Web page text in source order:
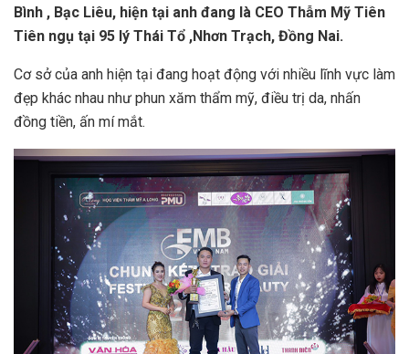
Bình , Bạc Liêu, hiện tại anh đang là CEO Thẫm Mỹ Tiên
Tiên ngụ tại 95 lý Thái Tổ ,Nhơn Trạch, Đồng Nai.
Cơ sở của anh hiện tại đang hoạt động với nhiều lĩnh vực làm
đẹp khác nhau như phun xăm thẩm mỹ, điều trị da, nhấn
đồng tiền, ấn mí mắt.